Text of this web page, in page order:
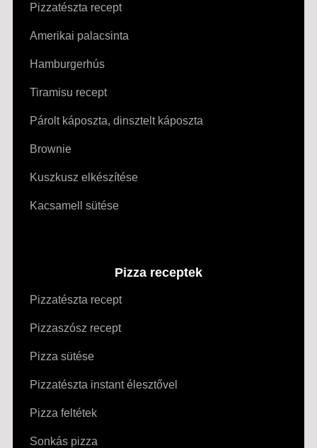
Pizzatészta recept
Amerikai palacsinta
Hamburgerhús
Tiramisu recept
Párolt káposzta, dinsztelt káposzta
Brownie
Kuszkusz elkészítése
Kacsamell sütése
Pizza receptek
Pizzatészta recept
Pizzaszósz recept
Pizza sütése
Pizzatészta instant élesztővel
Pizza feltétek
Sonkás pizza